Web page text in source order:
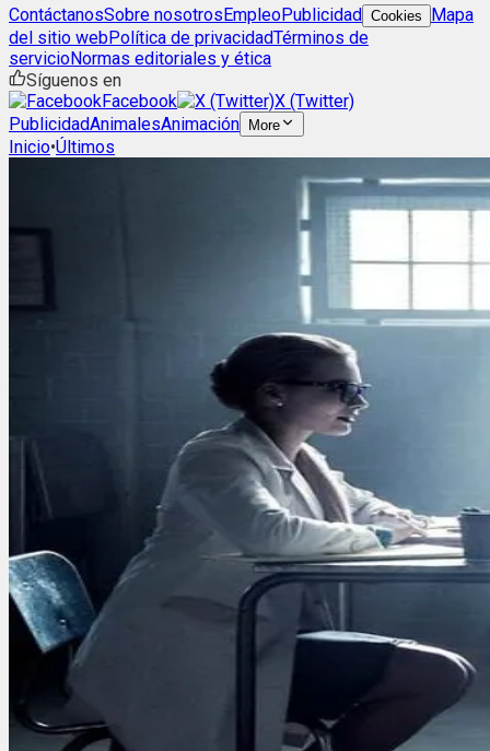
ContáctanosSobre nosotrosEmpleoPublicidad Cookies
Mapa
del sitio webPolítica de privacidadTérminos de
servicioNormas editoriales y ética
Síguenos en
Facebook
X (Twitter)
PublicidadAnimalesAnimación More
Inicio•Últimos